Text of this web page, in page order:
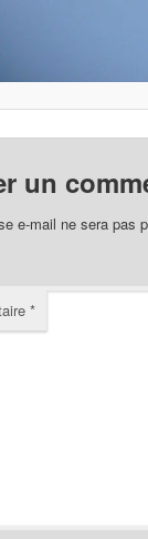
un
e-mail ne sera pas
*